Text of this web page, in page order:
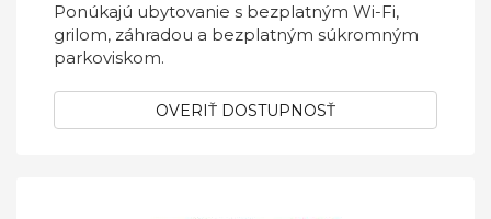
Ponúkajú ubytovanie s bezplatným Wi-Fi,
grilom, záhradou a bezplatným súkromným
parkoviskom.
OVERIŤ DOSTUPNOSŤ